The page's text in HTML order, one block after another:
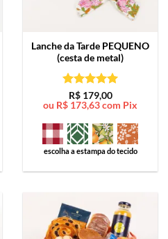
Lanche da Tarde PEQUENO
(cesta de metal)
Avaliação5
de 5
R$179,00
ou R$ 173,63com Pix
escolha a estampa do tecido